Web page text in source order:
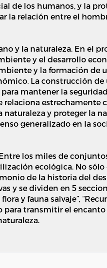
de los humanos, y la
relación entre el
y la naturaleza. En el
y el desarrollo
y la formación de
La construcción
mantener la
estrechamente
y proteger la
generalizado en la
los miles de
ecológica. No
de la historia del
y se dividen en 5
y fauna salvaje”,
transmitir el